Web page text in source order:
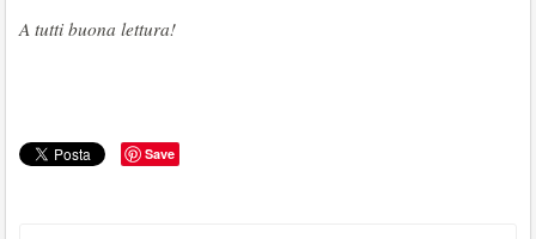
A tutti buona lettura!
Save